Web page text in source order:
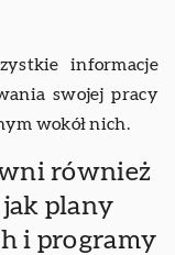
informacje
swojej pracy
wokół nich.
również
jak plany
i programy